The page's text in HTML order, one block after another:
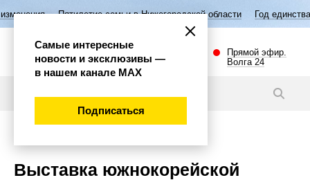
семьи в Нижегородской области Год единства народов России
Прямой эфир.
Волга 24
Выставка южнокорейской
Самые интересные
новости и эксклюзивы —
в нашем канале МАХ
Подписаться